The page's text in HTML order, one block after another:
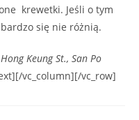
krewetki. Jeśli o tym
się nie różnią.
Keung St., San Po
vc_column][/vc_row]